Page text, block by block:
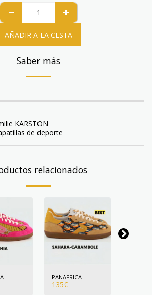
AÑADIR A LA CESTA
Saber más
KARSTON
de deporte
relacionados
PANAFRICA
135€